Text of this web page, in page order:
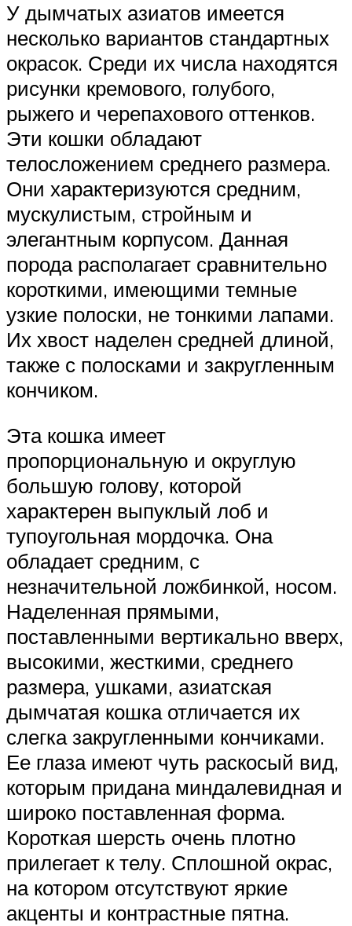
У дымчатых азиатов имеется
несколько вариантов стандартных
окрасок. Среди их числа находятся
рисунки кремового, голубого,
рыжего и черепахового оттенков.
Эти кошки обладают
телосложением среднего размера.
Они характеризуются средним,
мускулистым, стройным и
элегантным корпусом. Данная
порода располагает сравнительно
короткими, имеющими темные
узкие полоски, не тонкими лапами.
Их хвост наделен средней длиной,
также с полосками и закругленным
кончиком.
Эта кошка имеет
пропорциональную и округлую
большую голову, которой
характерен выпуклый лоб и
тупоугольная мордочка. Она
обладает средним, с
незначительной ложбинкой, носом.
Наделенная прямыми,
поставленными вертикально вверх,
высокими, жесткими, среднего
размера, ушками, азиатская
дымчатая кошка отличается их
слегка закругленными кончиками.
Ее глаза имеют чуть раскосый вид,
которым придана миндалевидная и
широко поставленная форма.
Короткая шерсть очень плотно
прилегает к телу. Сплошной окрас,
на котором отсутствуют яркие
акценты и контрастные пятна.